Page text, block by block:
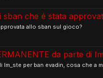
che é stata
allo sban sul gioco?
da parte di
Im_ste per ban evadin, cosa che a